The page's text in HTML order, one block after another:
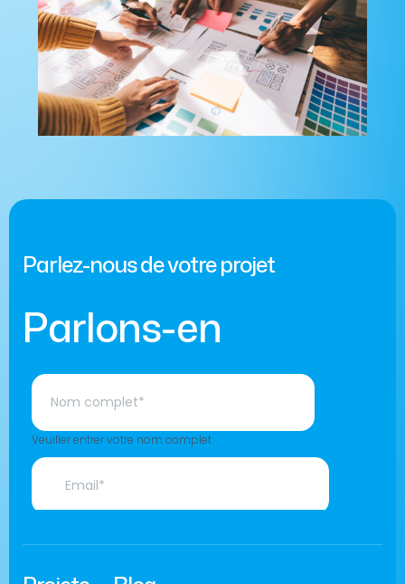
Parlez-nous de votre projet
Parlons-en